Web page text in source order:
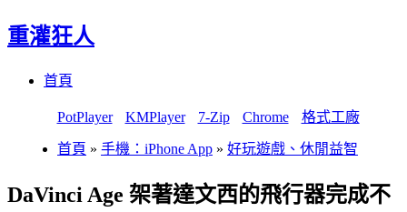
重灌狂人
首頁
PotPlayer KMPlayer 7-Zip Chrome 格式工廠
首頁 » 手機：iPhone App » 好玩遊戲、休閒益智
DaVinci Age 架著達文西的飛行器完成不